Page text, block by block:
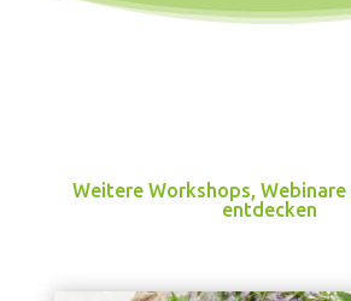
Weitere Workshops,
entdecken